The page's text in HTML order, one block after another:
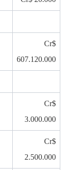
Cr$
607.120.000
Cr$
3.000.000
Cr$
2.500.000